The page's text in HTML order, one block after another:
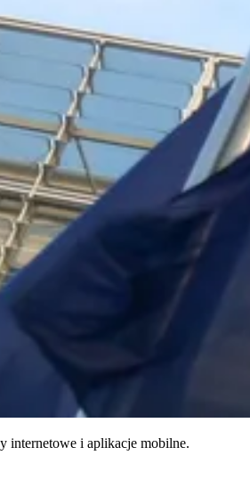
internetowe i aplikacje mobilne.